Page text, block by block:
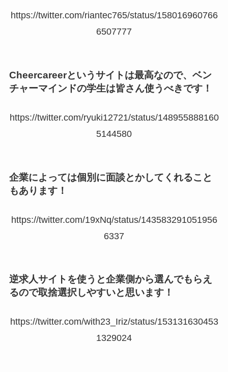
https://twitter.com/riantec765/status/158016960766
6507777
Cheercareerというサイトは最高なので、ベン
チャーマインドの学生は皆さん使うべきです！
https://twitter.com/ryuki12721/status/148955888160
5144580
企業によっては個別に面談とかしてくれること
もあります！
https://twitter.com/19xNq/status/143583291051956
6337
逆求人サイトを使うと企業側から選んでもらえ
るので取捨選択しやすいと思います！
https://twitter.com/with23_Iriz/status/153131630453
1329024